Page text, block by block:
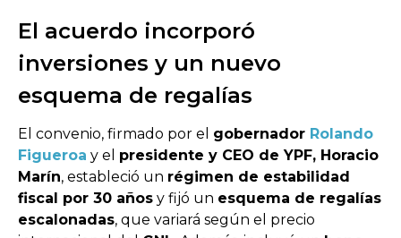
El acuerdo incorporó
inversiones y un nuevo
esquema de regalías
El convenio, firmado por el gobernador Rolando
Figueroa y el presidente y CEO de YPF, Horacio
Marín, estableció un régimen de estabilidad
fiscal por 30 años y fijó un esquema de regalías
escalonadas, que variará según el precio